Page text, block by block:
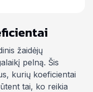
žaidėjų
pelną. Šis
kurių koeficientai
tai, ko reikia